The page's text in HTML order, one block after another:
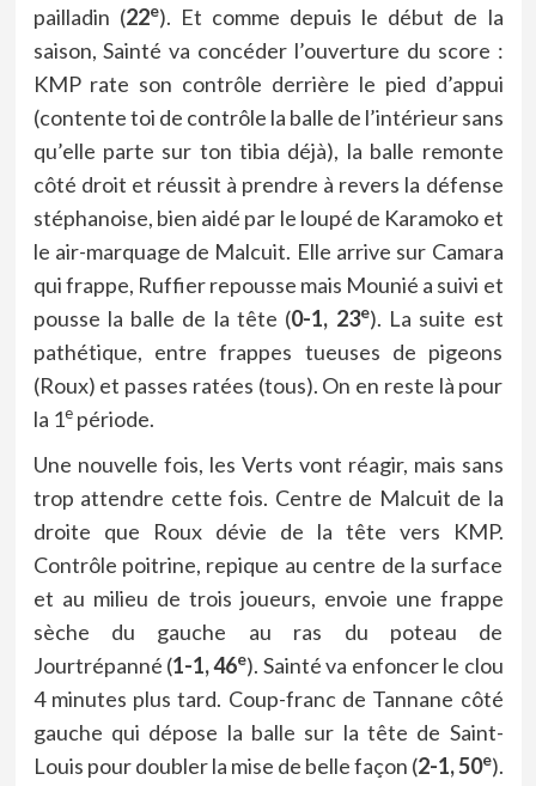
pailladin (22e). Et comme depuis le début de la
saison, Sainté va concéder l’ouverture du score :
KMP rate son contrôle derrière le pied d’appui
(contente toi de contrôle la balle de l’intérieur sans
qu’elle parte sur ton tibia déjà), la balle remonte
côté droit et réussit à prendre à revers la défense
stéphanoise, bien aidé par le loupé de Karamoko et
le air-marquage de Malcuit. Elle arrive sur Camara
qui frappe, Ruffier repousse mais Mounié a suivi et
pousse la balle de la tête (0-1, 23e). La suite est
pathétique, entre frappes tueuses de pigeons
(Roux) et passes ratées (tous). On en reste là pour
la 1epériode.
Une nouvelle fois, les Verts vont réagir, mais sans
trop attendre cette fois. Centre de Malcuit de la
droite que Roux dévie de la tête vers KMP.
Contrôle poitrine, repique au centre de la surface
et au milieu de trois joueurs, envoie une frappe
sèche du gauche au ras du poteau de
Jourtrépanné (1-1, 46e). Sainté va enfoncer le clou
4 minutes plus tard. Coup-franc de Tannane côté
gauche qui dépose la balle sur la tête de Saint-
Louis pour doubler la mise de belle façon (2-1, 50e).